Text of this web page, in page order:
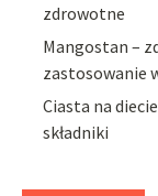
zdrowotne
Mangostan –
zastosowanie
Ciasta na
składniki